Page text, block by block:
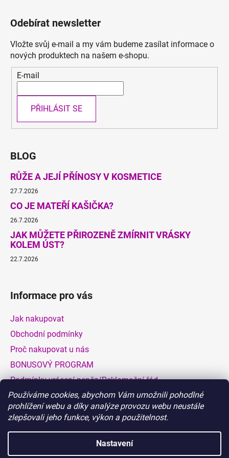
Používáme cookies, abychom Vám umožnili pohodlné
prohlížení webu a díky analýze provozu webu neustále
zlepšovali jeho funkce, výkon a použitelnost.
Nastavení
Odebírat newsletter
Vložte svůj e-mail a my vám budeme zasílat informace o
nových produktech na našem e-shopu.
E-mail
PŘIHLÁSIT SE
BLOG
RŮŽE A JEJÍ PŘÍNOSY V KOSMETICE
27.7.2026
CO JE MATEŘÍ KAŠIČKA?
26.7.2026
JAK MŮŽETE PŘIROZENĚ ZMÍRNIT VRÁSKY
KOLEM ÚST?
22.7.2026
Informace pro vás
Jak nakupovat
Obchodní podmínky
Proč nakupovat u nás
BONUSOVÝ PROGRAM
Podmínky vrácení peněz/Reklamační řád
Dodací a platební podmínky
Hodnocení obchodu